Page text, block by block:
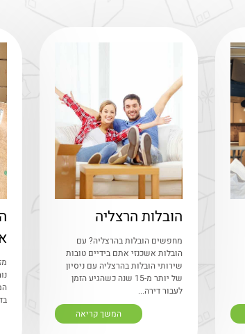
הובלות הרצליה
מחפשים הובלות בהרצליה? עם
הובלות אשכנזי אתם בידיים טובות
שירותי הובלות בהרצליה עם ניסיון
של יותר מ-15 שנה כשהגיע הזמן
לעבור דירה...
המשך קריאה